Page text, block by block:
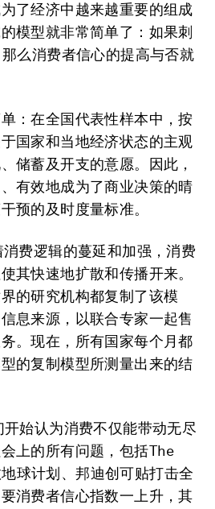
了经济中越来越重要的组成
模型就非常简单了：如果刺
么消费者信心的提高与否就
：在全国代表性样本中，按
国家和当地经济状态的主观
储蓄及开支的意愿。因此，
有效地成为了商业决策的晴
预的及时度量标准。
费逻辑的蔓延和加强，消费
其快速地扩散和传播开来。
的研究机构都复制了该模
息来源，以联合专家一起售
。现在，所有国家每个月都
的复制模型所测量出来的结
开始认为消费不仅能带动无尽
上的所有问题，包括The
球计划、邦迪创可贴打击全
消费者信心指数一上升，其